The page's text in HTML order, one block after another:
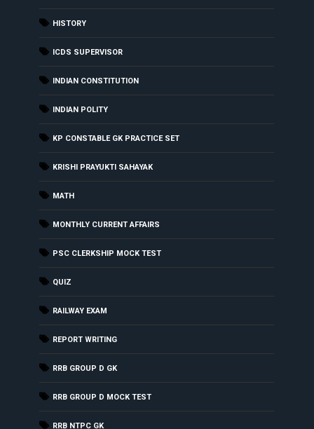
HISTORY
ICDS SUPERVISOR
INDIAN CONSTITUTION
INDIAN POLITY
KP CONSTABLE GK PRACTICE SET
KRISHI PRAYUKTI SAHAYAK
MATH
MONTHLY CURRENT AFFAIRS
PSC CLERKSHIP MOCK TEST
QUIZ
RAILWAY EXAM
REPORT WRITING
RRB GROUP D GK
RRB GROUP D MOCK TEST
RRB NTPC GK